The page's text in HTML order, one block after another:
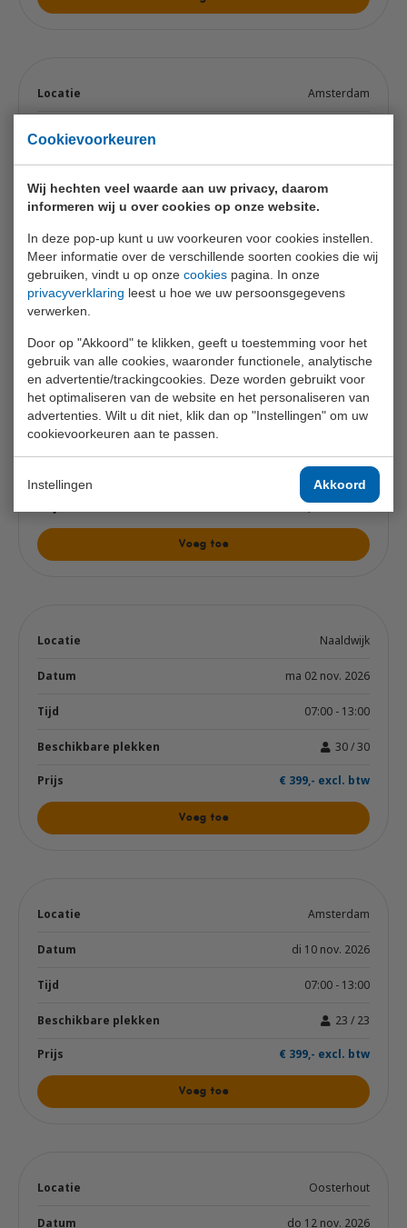
Cookievoorkeuren
Wij hechten veel waarde aan uw privacy, daarom
informeren wij u over cookies op onze website.
In deze pop-up kunt u uw voorkeuren voor cookies instellen.
Meer informatie over de verschillende soorten cookies die wij
gebruiken, vindt u op onze cookies pagina. In onze
privacyverklaring leest u hoe we uw persoonsgegevens
verwerken.
Door op "Akkoord" te klikken, geeft u toestemming voor het
gebruik van alle cookies, waaronder functionele, analytische
en advertentie/trackingcookies. Deze worden gebruikt voor
het optimaliseren van de website en het personaliseren van
advertenties. Wilt u dit niet, klik dan op "Instellingen" om uw
cookievoorkeuren aan te passen.
Instellingen Akkoord
Amsterdam
07:00 - 13:00
€ 399,- excl. btw
Voeg toe
Oosterhout
do 29 okt. 2026
€ 399,- excl. btw
Voeg toe
Naaldwijk
ma 02 nov. 2026
07:00 - 13:00
30 / 30
€ 399,- excl. btw
Voeg toe
Amsterdam
di 10 nov. 2026
07:00 - 13:00
23 / 23
€ 399,- excl. btw
Voeg toe
Oosterhout
do 12 nov. 2026